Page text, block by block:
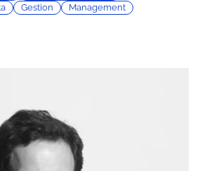
Gestion Management